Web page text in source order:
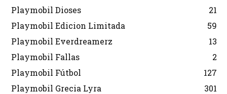
Playmobil Dioses
21
Playmobil Edicion Limitada
59
Playmobil Everdreamerz
13
Playmobil Fallas
2
Playmobil Fútbol
127
Playmobil Grecia Lyra
301